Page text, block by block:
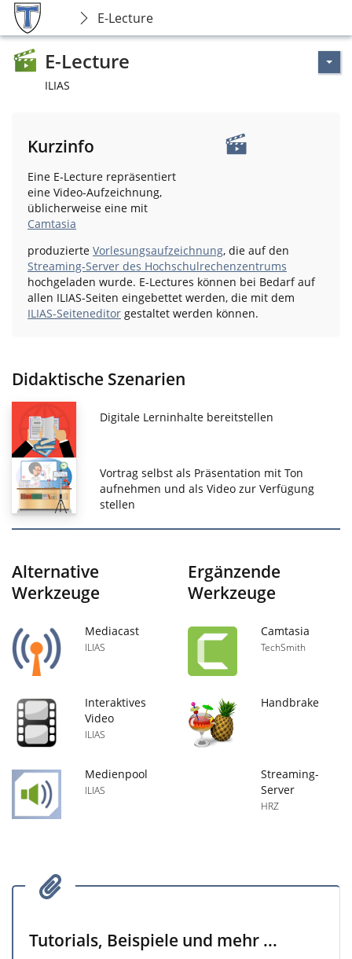
E-Lecture
E-Lecture
ILIAS
Kurzinfo
Eine E-Lecture repräsentiert
eine Video-Aufzeichnung,
üblicherweise eine mit
Camtasia
produzierte Vorlesungsaufzeichnung, die auf den
Streaming-Server des Hochschulrechenzentrums
hochgeladen wurde. E-Lectures können bei Bedarf auf
allen ILIAS-Seiten eingebettet werden, die mit dem
ILIAS-Seiteneditor gestaltet werden können.
Didaktische Szenarien
Digitale Lerninhalte bereitstellen
Vortrag selbst als Präsentation mit Ton
aufnehmen und als Video zur Verfügung
stellen
Alternative
Werkzeuge
Mediacast
ILIAS
Interaktives
Video
ILIAS
Medienpool
ILIAS
Ergänzende
Werkzeuge
Camtasia
TechSmith
Handbrake
Streaming-
Server
HRZ
Tutorials, Beispiele und mehr ...